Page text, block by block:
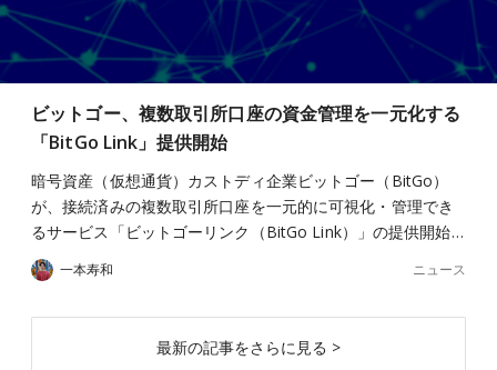
ビットゴー、複数取引所口座の資金管理を一元化する
「BitGo Link」提供開始
暗号資産（仮想通貨）カストディ企業ビットゴー（BitGo）
が、接続済みの複数取引所口座を一元的に可視化・管理でき
るサービス「ビットゴーリンク（BitGo Link）」の提供開始…
一本寿和 ニュース
最新の記事をさらに見る >